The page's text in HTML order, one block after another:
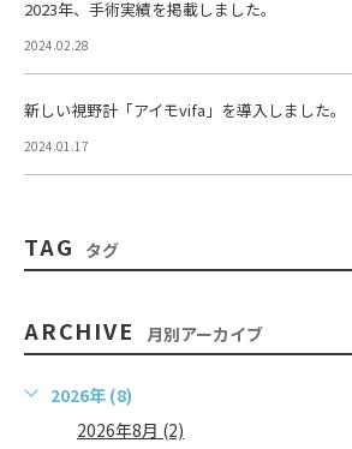
2023年、手術実績を掲載しました。
2024.02.28
新しい視野計「アイモvifa」を導入しました。
2024.01.17
TAG タグ
ARCHIVE 月別アーカイブ
2026年 (8)
2026年8月 (2)